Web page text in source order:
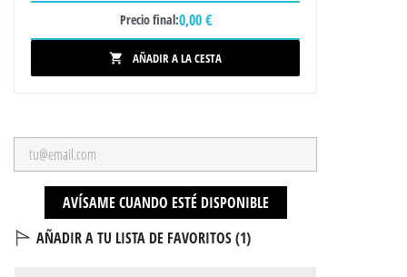
Precio final:0,00 €
 AÑADIR A LA CESTA
AVÍSAME CUANDO ESTÉ DISPONIBLE
AÑADIR A TU LISTA DE FAVORITOS (1)